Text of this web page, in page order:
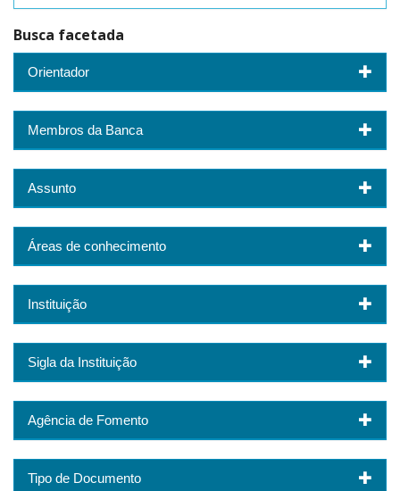
Busca facetada
Orientador
Membros da Banca
Assunto
Áreas de conhecimento
Instituição
Sigla da Instituição
Agência de Fomento
Tipo de Documento